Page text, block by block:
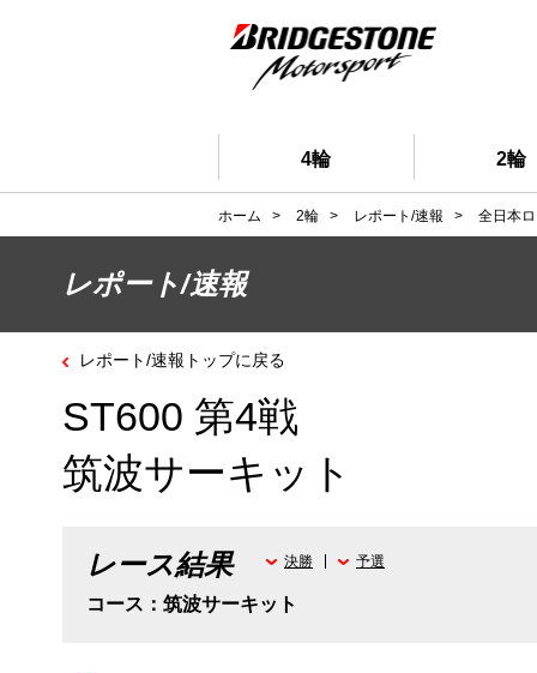
4輪 2輪
ホーム > 2輪 > レポート/速報 > 全日本
レポート/速報
レポート/速報トップに戻る
ST600 第4戦
筑波サーキット
レース結果
コース：筑波サーキット
決勝 予選